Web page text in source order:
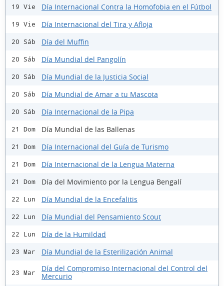
19 Vie Día Internacional Contra la Homofobia en el Fútbol
19 Vie Día Internacional del Tira y Afloja
20 Sáb Día del Muffin
20 Sáb Día Mundial del Pangolín
20 Sáb Día Mundial de la Justicia Social
20 Sáb Día Mundial de Amar a tu Mascota
20 Sáb Día Internacional de la Pipa
21 Dom Día Mundial de las Ballenas
21 Dom Día Internacional del Guía de Turismo
21 Dom Día Internacional de la Lengua Materna
21 Dom Día del Movimiento por la Lengua Bengalí
22 Lun Día Mundial de la Encefalitis
22 Lun Día Mundial del Pensamiento Scout
22 Lun Día de la Humildad
23 Mar Día Mundial de la Esterilización Animal
23 Mar
Día del Compromiso Internacional del Control del
Mercurio